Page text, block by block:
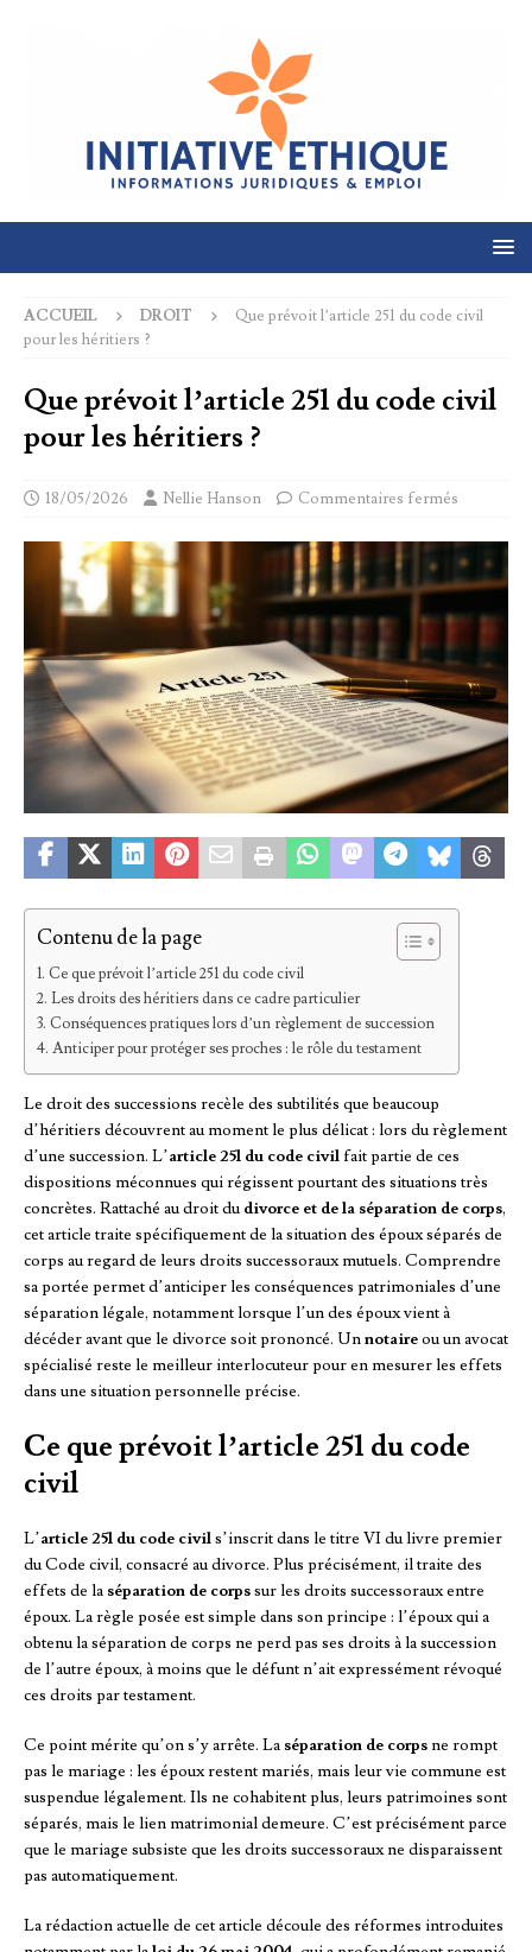
ACCUEIL DROIT
Que prévoit l’article 251 du code civil
pour les héritiers ?
Que prévoit l’article 251 du code civil
pour les héritiers ?
18/05/2026 Nellie Hanson Commentaires fermés
Contenu de la page
Ce que prévoit l’article 251 du code civil
Les droits des héritiers dans ce cadre particulier
Conséquences pratiques lors d’un règlement de succession
Anticiper pour protéger ses proches : le rôle du testament
Le droit des successions recèle des subtilités que beaucoup
d’héritiers découvrent au moment le plus délicat : lors du règlement
d’une succession. L’article 251 du code civil fait partie de ces
dispositions méconnues qui régissent pourtant des situations très
concrètes. Rattaché au droit dudivorce et de la séparation de corps,
cet article traite spécifiquement de la situation des époux séparés de
corps au regard de leurs droits successoraux mutuels. Comprendre
sa portée permet d’anticiper les conséquences patrimoniales d’une
séparation légale, notamment lorsque l’un des époux vient à
décéder avant que le divorce soit prononcé. Unnotaireou un avocat
spécialisé reste le meilleur interlocuteur pour en mesurer les effets
dans une situation personnelle précise.
Ce que prévoit l’article 251 du code
civil
L’article 251 du code civils’inscrit dans le titre VI du livre premier
du Code civil, consacré au divorce. Plus précisément, il traite des
effets de la séparation de corpssur les droits successoraux entre
époux. La règle posée est simple dans son principe : l’époux qui a
obtenu la séparation de corps ne perd pas ses droits à la succession
de l’autre époux, à moins que le défunt n’ait expressément révoqué
ces droits par testament.
Ce point mérite qu’on s’y arrête. La séparation de corpsne rompt
pas le mariage : les époux restent mariés, mais leur vie commune est
suspendue légalement. Ils ne cohabitent plus, leurs patrimoines sont
séparés, mais le lien matrimonial demeure. C’est précisément parce
que le mariage subsiste que les droits successoraux ne disparaissent
pas automatiquement.
La rédaction actuelle de cet article découle des réformes introduites